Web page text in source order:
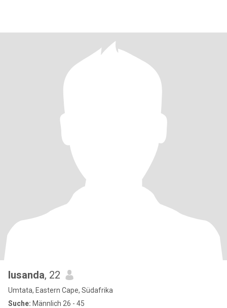
lusanda, 22
Umtata, Eastern Cape, Südafrika
Suche: Männlich 26 - 45